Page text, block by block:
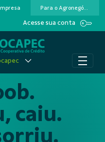
Para o Agronegócio
Acesse sua conta
caiu.